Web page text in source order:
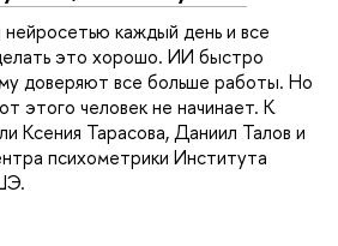
каждый день и все
это хорошо. ИИ быстро
доверяют все больше работы. Но
этого человек не начинает. К
Ксения Тарасова, Даниил Талов и
психометрики Института